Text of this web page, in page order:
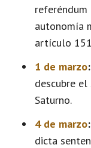
autonomía
artículo
1 de marzo:
descubre
Saturno.
4 de marzo:
dicta